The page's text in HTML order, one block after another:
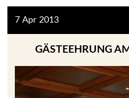
2013
7 Apr
GÄSTEEHRUNG